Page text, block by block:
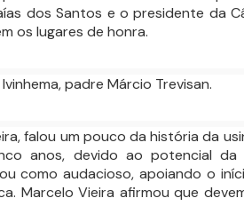
dos Santos e o presidente da
os lugares de honra.
padre Márcio Trevisan.
falou um pouco da história da
anos, devido ao potencial da
como audacioso, apoiando o
Marcelo Vieira afirmou que